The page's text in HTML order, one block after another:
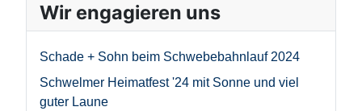
Wir engagieren uns
Schade + Sohn beim Schwebebahnlauf 2024
Schwelmer Heimatfest '24 mit Sonne und viel
guter Laune